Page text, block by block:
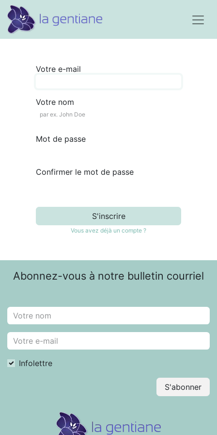
Votre e-mail
Votre nom
Mot de passe
Confirmer le mot de passe
S'inscrire
Vous avez déjà un compte ?
Abonnez-vous à notre bulletin courriel
Infolettre
S'abonner